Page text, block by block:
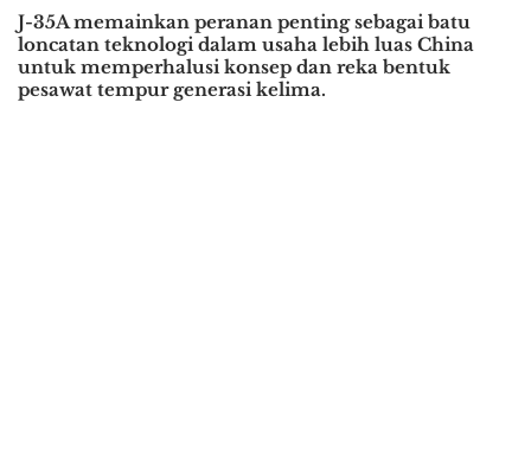
J-35A memainkan peranan penting sebagai batu
loncatan teknologi dalam usaha lebih luas China
untuk memperhalusi konsep dan reka bentuk
pesawat tempur generasi kelima.